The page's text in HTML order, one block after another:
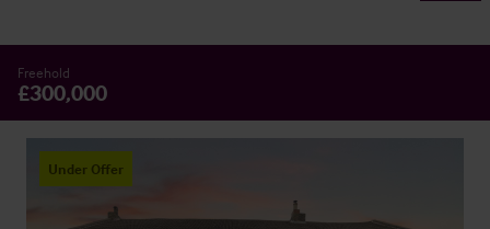
Freehold
£300,000
Under Offer